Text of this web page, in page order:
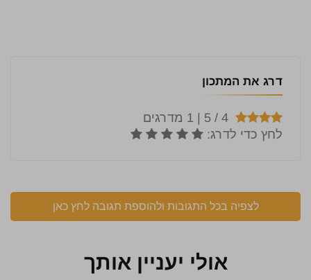
דרג את המתכון
לצפיה בכל התגובות ולהוספת תגובה לחץ כאן
אולי יעניין אותך